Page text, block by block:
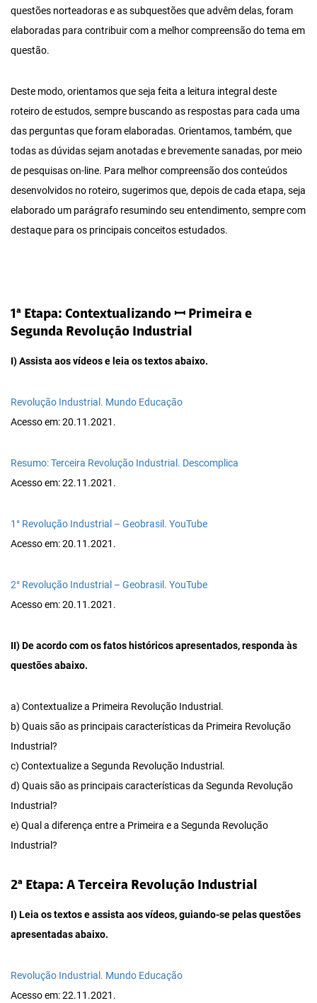
questões norteadoras e as subquestões que advêm delas, foram
elaboradas para contribuir com a melhor compreensão do tema em
questão.
Deste modo, orientamos que seja feita a leitura integral deste
roteiro de estudos, sempre buscando as respostas para cada uma
das perguntas que foram elaboradas. Orientamos, também, que
todas as dúvidas sejam anotadas e brevemente sanadas, por meio
de pesquisas on-line. Para melhor compreensão dos conteúdos
desenvolvidos no roteiro, sugerimos que, depois de cada etapa, seja
elaborado um parágrafo resumindo seu entendimento, sempre com
destaque para os principais conceitos estudados.
1ª Etapa: Contextualizando ꟷ Primeira e
Segunda Revolução Industrial
I) Assista aos vídeos e leia os textos abaixo.
Revolução Industrial. Mundo Educação
Acesso em: 20.11.2021.
Resumo: Terceira Revolução Industrial. Descomplica
Acesso em: 22.11.2021.
1° Revolução Industrial – Geobrasil. YouTube
Acesso em: 20.11.2021.
2° Revolução Industrial – Geobrasil. YouTube
Acesso em: 20.11.2021.
II) De acordo com os fatos históricos apresentados, responda às
questões abaixo.
a) Contextualize a Primeira Revolução Industrial.
b) Quais são as principais características da Primeira Revolução
Industrial?
c) Contextualize a Segunda Revolução Industrial.
d) Quais são as principais características da Segunda Revolução
Industrial?
e) Qual a diferença entre a Primeira e a Segunda Revolução
Industrial?
2ª Etapa: A Terceira Revolução Industrial
I) Leia os textos e assista aos vídeos, guiando-se pelas questões
apresentadas abaixo.
Revolução Industrial. Mundo Educação
Acesso em: 22.11.2021.